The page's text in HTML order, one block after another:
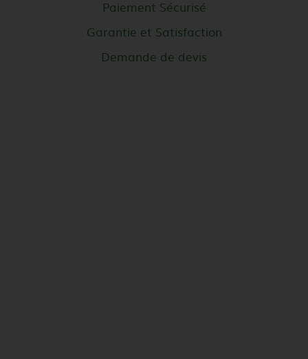
Paiement Sécurisé
Garantie et Satisfaction
Demande de devis